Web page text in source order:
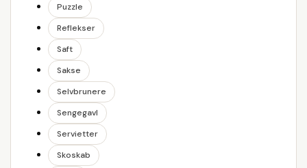
Puzzle
Reflekser
Saft
Sakse
Selvbrunere
Sengegavl
Servietter
Skoskab